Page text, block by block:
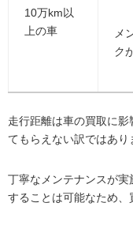
10万km以
上の車
メ
ク
走行距離は車の買取に
てもらえない訳ではあり
丁寧なメンテナンスが
することは可能なため、